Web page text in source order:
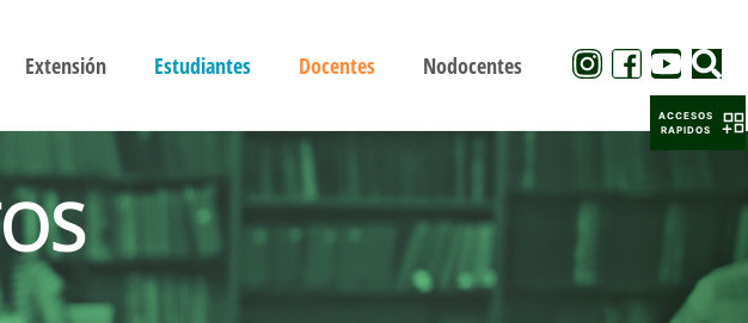
Extensión Estudiantes Docentes Nodocentes
ACCESOS
RAPIDOS